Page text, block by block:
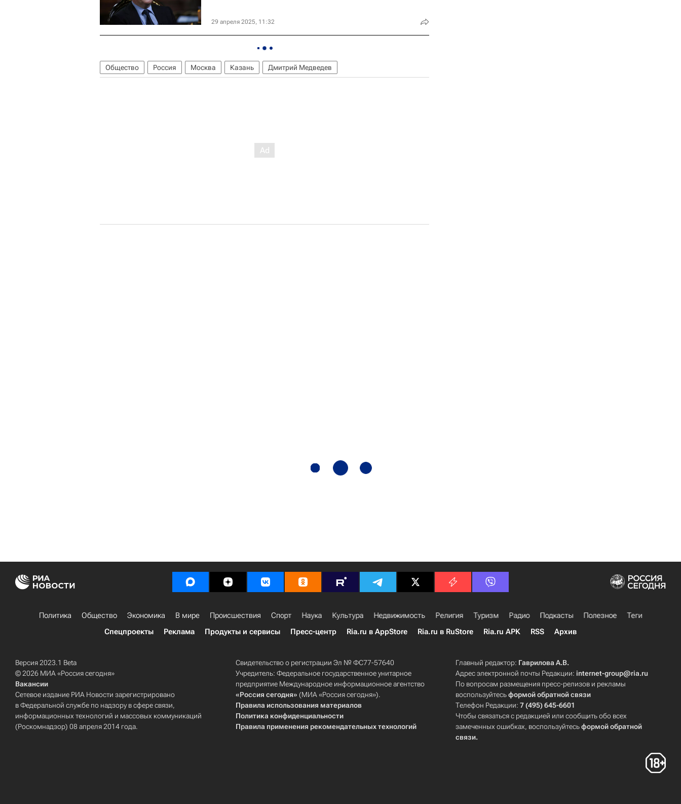
29 апреля 2025, 11:32
Общество Россия Москва Казань Дмитрий Медведев
Политика Общество Экономика В мире Происшествия Спорт Наука Культура Недвижимость Религия Туризм Радио Подкасты Полезное
Теги
Спецпроекты
Реклама Продукты и сервисы Пресс-центр Ria.ru в AppStore Ria.ru в RuStore Ria.ru APK RSS Архив
Версия 2023.1 Beta
© 2026 МИА «Россия сегодня»
Вакансии
Сетевое издание РИА Новости зарегистрировано
в Федеральной службе по надзору в сфере связи,
информационных технологий и массовых коммуникаций
(Роскомнадзор) 08 апреля 2014 года.
Свидетельство о регистрации Эл № ФС77-57640
Учредитель: Федеральное государственное унитарное
предприятие Международное информационное агентство
«Россия сегодня» (МИА «Россия сегодня»).
Правила использования материалов
Политика конфиденциальности
Правила применения рекомендательных технологий
Главный редактор: Гаврилова А.В.
Адрес электронной почты Редакции:internet-group@ria.ru
По вопросам размещения пресс-релизов и рекламы
воспользуйтесьформой обратной связи
Телефон Редакции:7 (495) 645-6601
Чтобы связаться с редакцией или сообщить обо всех
замеченных ошибках, воспользуйтесьформой обратной
связи.